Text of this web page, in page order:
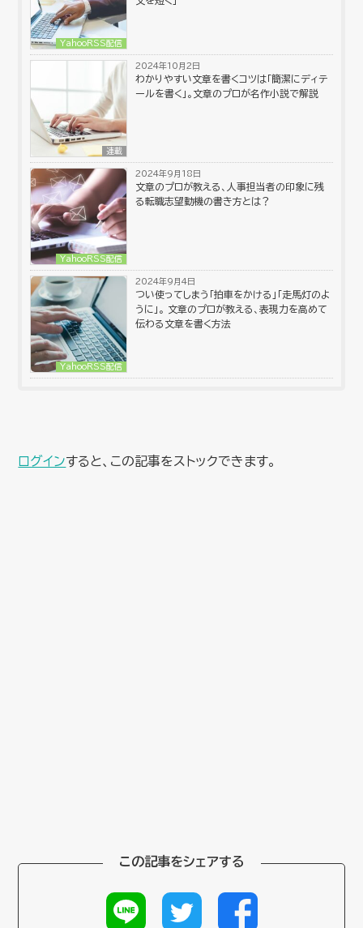
YahooRSS配信
連載
2024年10月2日
わかりやすい文章を書くコツは「簡潔にディテ
ールを書く」。文章のプロが名作小説で解説
YahooRSS配信
2024年9月18日
文章のプロが教える、人事担当者の印象に残
る転職志望動機の書き方とは？
YahooRSS配信
2024年9月4日
つい使ってしまう「拍車をかける」「走馬灯のよ
うに」。 文章のプロが教える、表現力を高めて
伝わる文章を書く方法
ログインすると、この記事をストックできます。
この記事をシェアする